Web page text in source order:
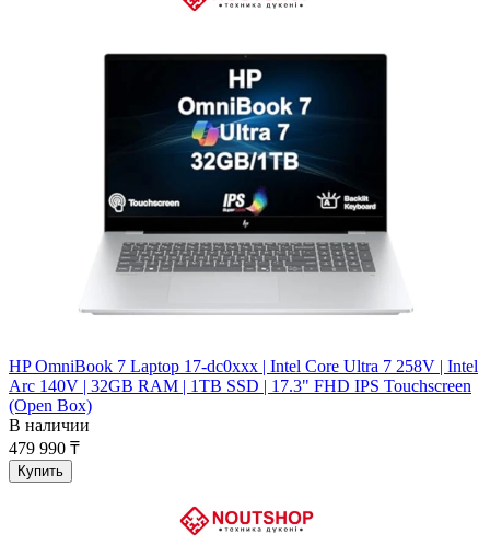
HP OmniBook 7 Laptop 17-dc0xxx | Intel Core Ultra 7 258V | Intel
Arc 140V | 32GB RAM | 1TB SSD | 17.3" FHD IPS Touchscreen
(Open Box)
В наличии
479 990 ₸
Купить